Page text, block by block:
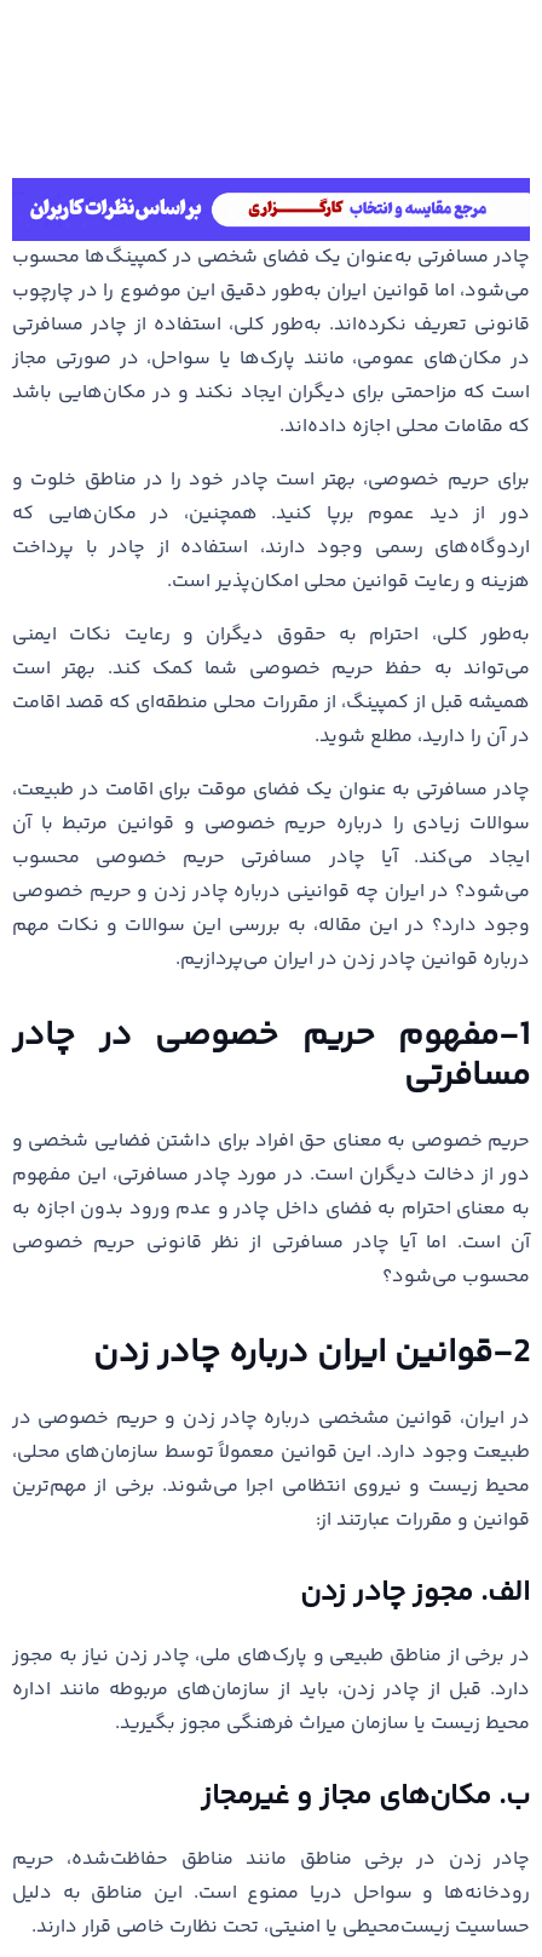
چادر مسافرتی به‌عنوان یک فضای شخصی در کمپینگ‌ها محسوب
می‌شود، اما قوانین ایران به‌طور دقیق این موضوع را در چارچوب
قانونی تعریف نکرده‌اند. به‌طور کلی، استفاده از چادر مسافرتی
در مکان‌های عمومی، مانند پارک‌ها یا سواحل، در صورتی مجاز
است که مزاحمتی برای دیگران ایجاد نکند و در مکان‌هایی باشد
که مقامات محلی اجازه داده‌اند.
برای حریم خصوصی، بهتر است چادر خود را در مناطق خلوت و
دور از دید عموم برپا کنید. همچنین، در مکان‌هایی که
اردوگاه‌های رسمی وجود دارند، استفاده از چادر با پرداخت
هزینه و رعایت قوانین محلی امکان‌پذیر است.
به‌طور کلی، احترام به حقوق دیگران و رعایت نکات ایمنی
می‌تواند به حفظ حریم خصوصی شما کمک کند. بهتر است
همیشه قبل از کمپینگ، از مقررات محلی منطقه‌ای که قصد اقامت
در آن را دارید، مطلع شوید.
چادر مسافرتی به عنوان یک فضای موقت برای اقامت در طبیعت،
سوالات زیادی را درباره حریم خصوصی و قوانین مرتبط با آن
ایجاد می‌کند. آیا چادر مسافرتی حریم خصوصی محسوب
می‌شود؟ در ایران چه قوانینی درباره چادر زدن و حریم خصوصی
وجود دارد؟ در این مقاله، به بررسی این سوالات و نکات مهم
درباره قوانین چادر زدن در ایران می‌پردازیم.
1-مفهوم حریم خصوصی در چادر
مسافرتی
حریم خصوصی به معنای حق افراد برای داشتن فضایی شخصی و
دور از دخالت دیگران است. در مورد چادر مسافرتی، این مفهوم
به معنای احترام به فضای داخل چادر و عدم ورود بدون اجازه به
آن است. اما آیا چادر مسافرتی از نظر قانونی حریم خصوصی
محسوب می‌شود؟
2-قوانین ایران درباره چادر زدن
در ایران، قوانین مشخصی درباره چادر زدن و حریم خصوصی در
طبیعت وجود دارد. این قوانین معمولاً توسط سازمان‌های محلی،
محیط زیست و نیروی انتظامی اجرا می‌شوند. برخی از مهم‌ترین
قوانین و مقررات عبارتند از:
الف. مجوز چادر زدن
در برخی از مناطق طبیعی و پارک‌های ملی، چادر زدن نیاز به مجوز
دارد. قبل از چادر زدن، باید از سازمان‌های مربوطه مانند اداره
محیط زیست یا سازمان میراث فرهنگی مجوز بگیرید.
ب. مکان‌های مجاز و غیرمجاز
چادر زدن در برخی مناطق مانند مناطق حفاظت‌شده، حریم
رودخانه‌ها و سواحل دریا ممنوع است. این مناطق به دلیل
حساسیت زیست‌محیطی یا امنیتی، تحت نظارت خاصی قرار دارند.